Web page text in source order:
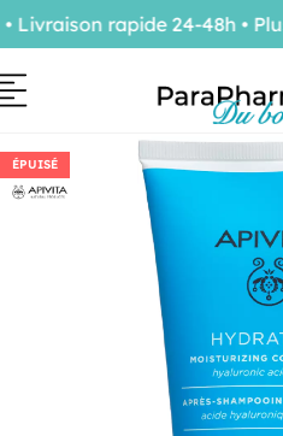
ÉPUISÉ
rapide 24-48h •